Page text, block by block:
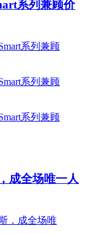
系列兼顾价
成全场唯一人